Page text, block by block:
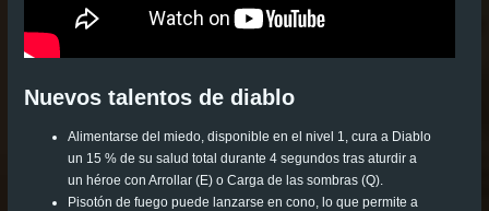
Nuevos talentos de diablo
Alimentarse del miedo, disponible en el nivel 1, cura a Diablo
un 15 % de su salud total durante 4 segundos tras aturdir a
un héroe con Arrollar (E) o Carga de las sombras (Q).
Pisotón de fuego puede lanzarse en cono, lo que permite a